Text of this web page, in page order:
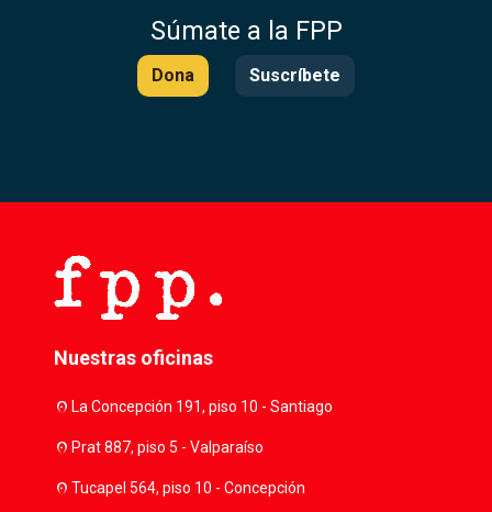
Súmate a la FPP
Dona Suscríbete
Nuestras oficinas
location_onLa Concepción 191, piso 10 - Santiago
location_onPrat 887, piso 5 - Valparaíso
location_onTucapel 564, piso 10 - Concepción